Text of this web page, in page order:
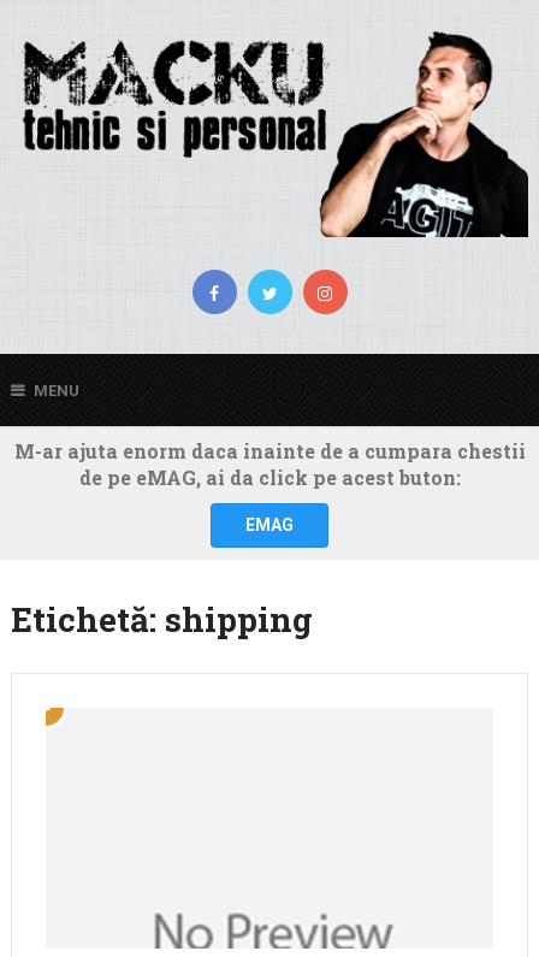
MENU
M-ar ajuta enorm daca inainte de a cumpara chestii
de pe eMAG, ai da click pe acest buton:
EMAG
Etichetă: shipping